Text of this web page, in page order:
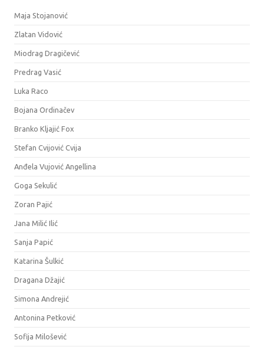
Maja Stojanović
Zlatan Vidović
Miodrag Dragičević
Predrag Vasić
Luka Raco
Bojana Ordinačev
Branko Kljajić Fox
Stefan Cvijović Cvija
Anđela Vujović Angellina
Goga Sekulić
Zoran Pajić
Jana Milić Ilić
Sanja Papić
Katarina Šulkić
Dragana Džajić
Simona Andrejić
Antonina Petković
Sofija Milošević